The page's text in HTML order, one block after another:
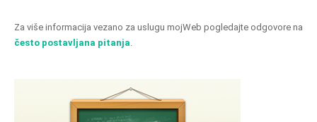
Za više informacija vezano za uslugu mojWeb pogledajte odgovore na
često postavljana pitanja.